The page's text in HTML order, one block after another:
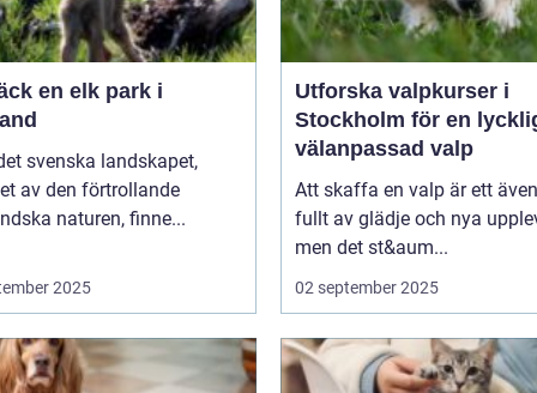
en elk park i
svenska landskapet,
av den förtrollande
naturen, finne...
2025
Utforska valpkurser i
Stockholm för en
välanpassad valp
Att skaffa en valp är ett
fullt av glädje och nya
men det st&aum...
02 september 2025